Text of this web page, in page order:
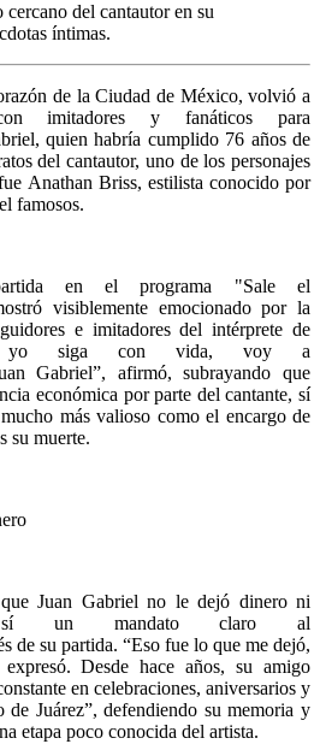
del cantautor en su
íntimas.
de la Ciudad de México, volvió a
imitadores y fanáticos para
quien habría cumplido 76 años de
del cantautor, uno de los personajes
Anathan Briss, estilista conocido por
famosos.
en el programa "Sale el
visiblemente emocionado por la
e imitadores del intérprete de
yo siga con vida, voy a
Gabriel”, afirmó, subrayando que
económica por parte del cantante, sí
más valioso como el encargo de
su muerte.
Juan Gabriel no le dejó dinero ni
sí un mandato claro al
de su partida. “Eso fue lo que me dejó,
Desde hace años, su amigo
en celebraciones, aniversarios y
de Juárez”, defendiendo su memoria y
etapa poco conocida del artista.